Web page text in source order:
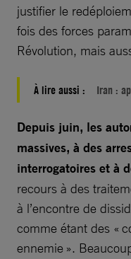
justifier le
fois des forces
Révolution, mais
À lire aussi : Iran :
Depuis juin, les
massives, à des
interrogatoires et à
recours à des
à l’encontre de
comme étant des «
ennemie ».